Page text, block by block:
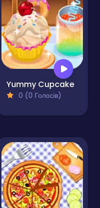
Yummy Cupcake
0 (0 Голосів)